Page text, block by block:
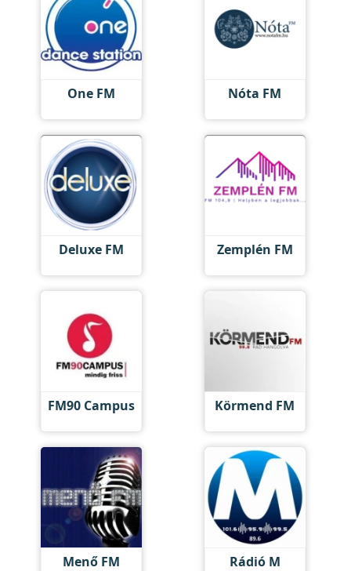
One FM Nóta FM
Deluxe FM Zemplén FM
FM90 Campus Körmend FM
Menő FM Rádió M